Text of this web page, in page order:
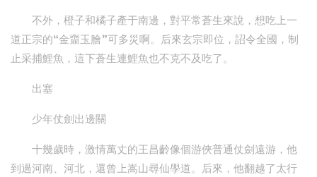
不外，橙子和橘子產于南邊，對平常蒼生來說，想吃上一
道正宗的“金齏玉膾”可多災啊。后來玄宗即位，詔令全國，制
止采捕鯉魚，這下蒼生連鯉魚也不克不及吃了。
出塞
少年仗劍出邊關
十幾歲時，激情萬丈的王昌齡像個游俠普通仗劍遠游，他
到過河南、河北，還曾上嵩山尋仙學道。后來，他翻越了太行